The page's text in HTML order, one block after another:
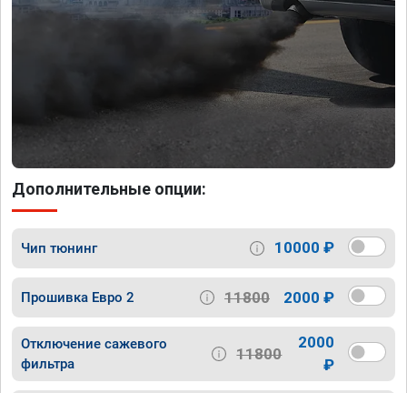
Дополнительные опции:
Чип тюнинг 10000 ₽
Прошивка Евро 2 11800 2000 ₽
Отключение сажевого
фильтра
11800
2000
₽